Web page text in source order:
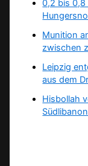
0,2 bis 0,8
Munition
zwischen
Leipzig
aus dem
Hisbollah